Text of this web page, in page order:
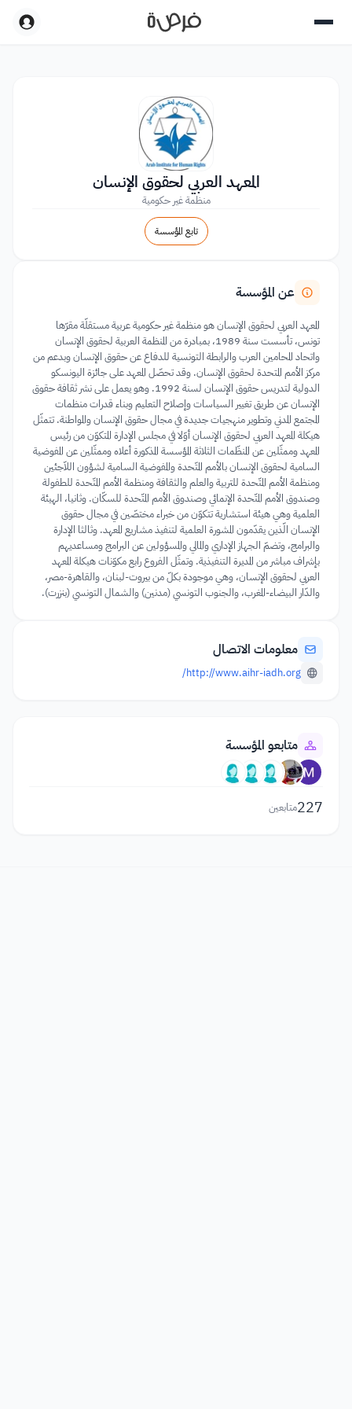
المعهد العربي لحقوق الإنسان
منظمة غير حكومية
تابع المؤسسة
عن المؤسسة
المعهد العربي لحقوق الإنسان هو منظمة غير حكومية عربية مستقلّة مقرّها
تونس، تأسست سنة 1989، بمبادرة من المنظمة العربية لحقوق الإنسان
واتحاد المحامين العرب والرابطة التونسية للدفاع عن حقوق الإنسان وبدعم من
مركز الأمم المتحدة لحقوق الإنسان. وقد تحصّل المعهد على جائزة اليونسكو
الدولية لتدريس حقوق الإنسان لسنة 1992. وهو يعمل على نشر ثقافة حقوق
الإنسان عن طريق تغيير السياسات وإصلاح التعليم وبناء قدرات منظمات
المجتمع المدني وتطوير منهجيات جديدة في مجال حقوق الإنسان والمواطنة. تتمثّل
هيكلة المعهد العربي لحقوق الإنسان أوّلا في مجلس الإدارة المتكوّن من رئيس
المعهد وممثّلين عن المنظّمات الثلاثة المؤسسة المذكورة أعلاه وممثّلين عن المفوضية
السامية لحقوق الإنسان بالأمم المتّحدة والمفوضية السامية لشؤون اللاّجئين
ومنظمة الأمم المتّحدة للتربية والعلم والثقافة ومنظمة الأمم المتّحدة للطفولة
وصندوق الأمم المتّحدة الإنمائي وصندوق الأمم المتّحدة للسكّان. وثانيا، الهيئة
العلمية وهي هيئة استشارية تتكوّن من خبراء مختصّين في مجال حقوق
الإنسان الّذين يقدّمون المشورة العلمية لتنفيذ مشاريع المعهد. وثالثا الإدارة
والبرامج، وتضمّ الجهاز الإداري والمالي والمسؤولين عن البرامج ومساعديهم
بإشراف مباشر من المديرة التنفيذية. وتمثّل الفروع رابع مكوّنات هيكلة المعهد
العربي لحقوق الإنسان، وهي موجودة بكلّ من بيروت-لبنان، والقاهرة-مصر،
والدّار البيضاء-المغرب، والجنوب التونسي (مدنين) والشمال التونسي (بنزرت).
معلومات الاتصال
http://www.aihr-iadh.org/
متابعو المؤسسة
227متابعين